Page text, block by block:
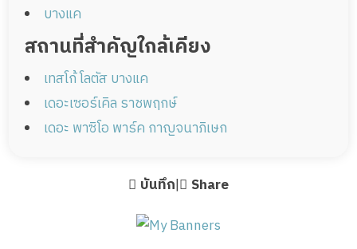
บางแค
สถานที่สำคัญใกล้เคียง
เทสโก้ โลตัส บางแค
เดอะเซอร์เคิล ราชพฤกษ์
เดอะ พาซิโอ พาร์ค กาญจนาภิเษก
บันทึก| Share